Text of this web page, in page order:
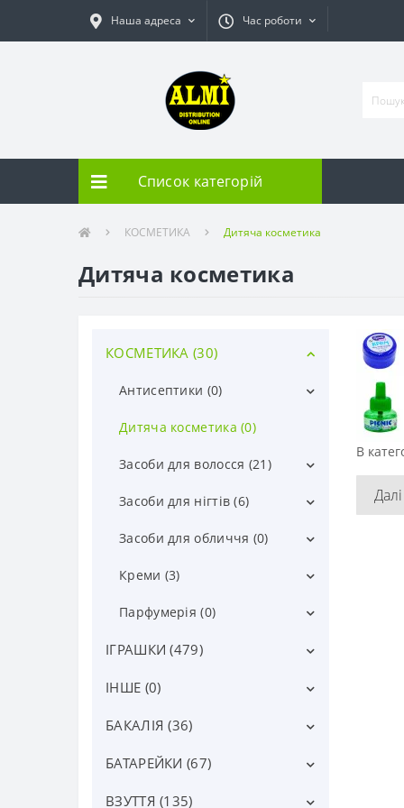
Наша адреса Час роботи
Список категорій
КОСМЕТИКА Дитяча косметика
Дитяча косметика
ІГРАШКИ (479)
іграшки для дівчаток (45)
іграшки для малюків (15)
іграшки для хлопчиків (62)
антистреси, лизуни (34)
ІНШЕ (0)
інше (0)
БАКАЛІЯ (36)
Інша бакалія (6)
Вермішель, локшина (22)
БАТАРЕЙКИ (67)
інші елементи живлення (18)
ВЗУТТЯ (135)
КОСМЕТИКА (30)
Антисептики (0)
антисептики (0)
Дитяча косметика (0)
Засоби для волосся (21)
гребінці, дзеркала (0)
для догляду (0)
засоби для укладання (0)
фарби для волосся (21)
Засоби для нігтів (6)
інструменти для манікюра (4)
засоби для зняття лаку (2)
лаки (0)
Засоби для обличчя (0)
для макіяжу (0)
Креми (3)
креми (3)
Парфумерія (0)
дитяча парфумерія (0)
жіноча парфумерія (0)
чоловіча парфумерія (0)
В
Далі